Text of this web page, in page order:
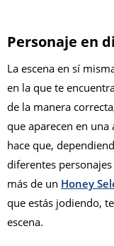
Personaje en
La escena en sí
en la que te
de la manera
que aparecen en
hace que,
diferentes
más de un Honey
que estás jodiendo,
escena.